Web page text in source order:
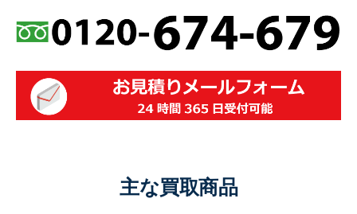
主な買取商品